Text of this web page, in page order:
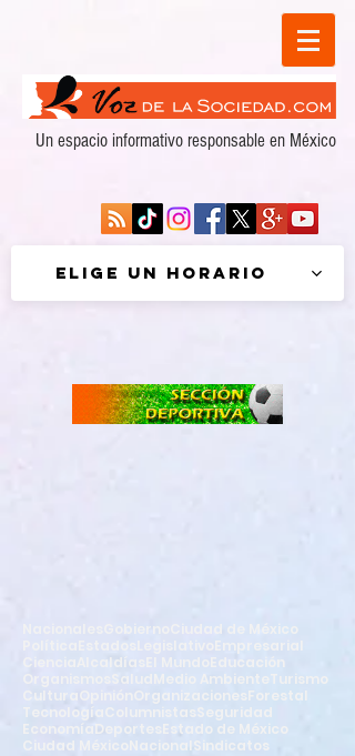
Un espacio informativo responsable en México
Elige un horario
Gobierno
Ciudad de México
Estados
Empresarial
Alcaldías El Mundo
Educación
Organismos
Salud Medio AmbienteTurismo
CulturaOpiniónOrganizacionesForestal
Tecnología
ColumnistasSeguridad
Economía DeportesEstado de México
Ciudad MéxicoNacional Sindicatos